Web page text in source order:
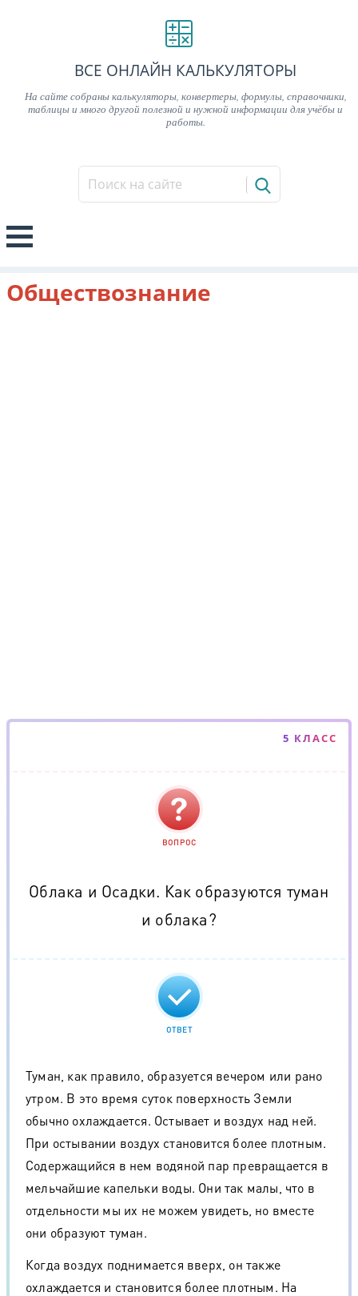
ВСЕ ОНЛАЙН КАЛЬКУЛЯТОРЫ
На сайте собраны калькуляторы, конвертеры, формулы, справочники,
таблицы и много другой полезной и нужной информации для учёбы и
работы.
Обществознание
5 КЛАСС
ВОПРОС
Облака и Осадки. Как образуются туман
и облака?
ОТВЕТ
Туман, как правило, образуется вечером или рано
утром. В это время суток поверхность Земли
обычно охлаждается. Остывает и воздух над ней.
При остывании воздух становится более плотным.
Содержащийся в нем водяной пар превращается в
мельчайшие капельки воды. Они так малы, что в
отдельности мы их не можем увидеть, но вместе
они образуют туман.
Когда воздух поднимается вверх, он также
охлаждается и становится более плотным. На